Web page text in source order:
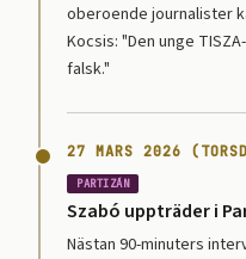
oberoende journalister
Kocsis: "Den unge
falsk."
27 MARS 2026
PARTIZÁN
Szabó uppträder i
Nästan 90-minuters